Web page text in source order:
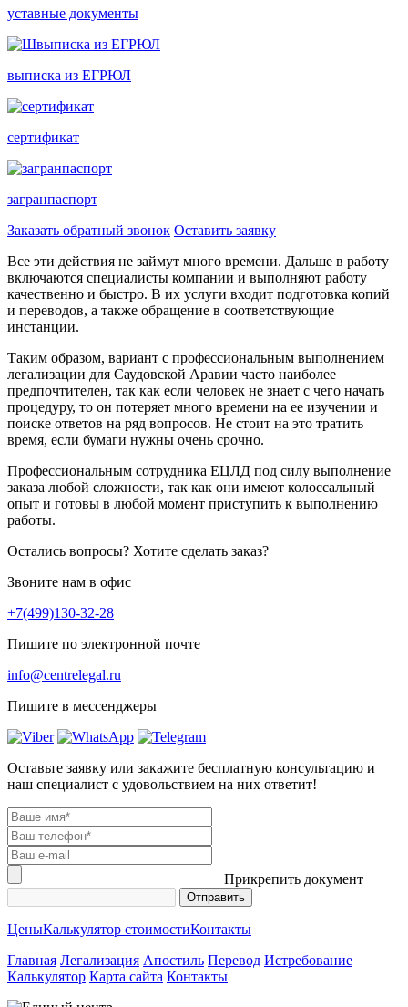
уставные документы
выписка из ЕГРЮЛ
сертификат
загранпаспорт
Заказать обратный звонок Оставить заявку
Все эти действия не займут много времени. Дальше в работу
включаются специалисты компании и выполняют работу
качественно и быстро. В их услуги входит подготовка копий
и переводов, а также обращение в соответствующие
инстанции.
Таким образом, вариант с профессиональным выполнением
легализации для Саудовской Аравии часто наиболее
предпочтителен, так как если человек не знает с чего начать
процедуру, то он потеряет много времени на ее изучении и
поиске ответов на ряд вопросов. Не стоит на это тратить
время, если бумаги нужны очень срочно.
Профессиональным сотрудника ЕЦЛД под силу выполнение
заказа любой сложности, так как они имеют колоссальный
опыт и готовы в любой момент приступить к выполнению
работы.
Остались вопросы? Хотите сделать заказ?
Звоните нам в офис
+7(499)130-32-28
Пишите по электронной почте
info@centrelegal.ru
Пишите в мессенджеры
Оставьте заявку или закажите бесплатную консультацию и
наш специалист с удовольствием на них ответит!
Прикрепить документ
ЦеныКалькулятор стоимостиКонтакты
Главная Легализация Апостиль Перевод Истребование
Калькулятор Карта сайта Контакты